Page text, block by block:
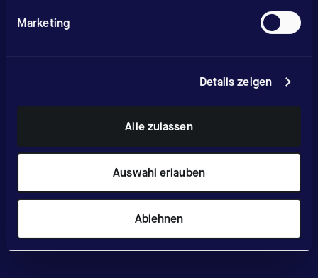
Marketing
Details zeigen
Alle zulassen
Auswahl erlauben
Ablehnen